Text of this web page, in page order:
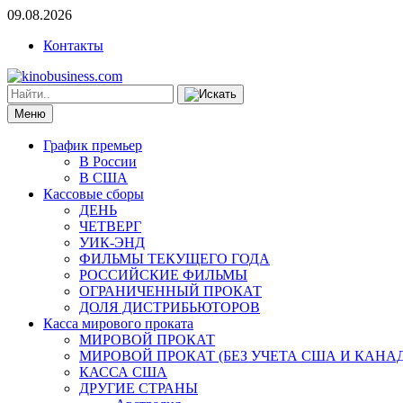
09.08.2026
Контакты
Меню
График премьер
В России
В США
Кассовые сборы
ДЕНЬ
ЧЕТВЕРГ
УИК-ЭНД
ФИЛЬМЫ ТЕКУЩЕГО ГОДА
РОССИЙСКИЕ ФИЛЬМЫ
ОГРАНИЧЕННЫЙ ПРОКАТ
ДОЛЯ ДИСТРИБЬЮТОРОВ
Касса мирового проката
МИРОВОЙ ПРОКАТ
МИРОВОЙ ПРОКАТ (БЕЗ УЧЕТА США И
КАССА США
ДРУГИЕ СТРАНЫ